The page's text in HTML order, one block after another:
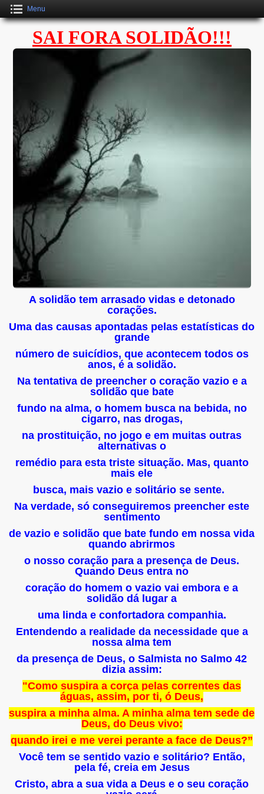
Menu
SAI FORA SOLIDÃO!!!
A solidão tem arrasado vidas e detonado
corações.
Uma das causas apontadas pelas estatísticas do
grande
número de suicídios, que acontecem todos os
anos, é a solidão.
Na tentativa de preencher o coração vazio e a
solidão que bate
fundo na alma, o homem busca na bebida, no
cigarro, nas drogas,
na prostituição, no jogo e em muitas outras
alternativas o
remédio para esta triste situação. Mas, quanto
mais ele
busca, mais vazioe solitário se sente.
Na verdade, só conseguiremos preencher este
sentimento
de vazio e solidão que bate fundo em nossa vida
quando abrirmos
o nosso coração para a presença de Deus.
Quando Deus entra no
coração do homem o vazio vai embora e a
solidão dá lugar a
uma linda e confortadora companhia.
Entendendo a realidade da necessidade que a
nossa alma tem
da presença de Deus, o Salmista no Salmo 42
dizia assim:
"Como suspira a corça pelas correntes das
águas, assim, por ti, ó Deus,
suspira a minha alma. A minha alma tem sede de
Deus, do Deus vivo:
quando irei e me verei perante a face de Deus?”
Você tem se sentido vazio e solitário? Então,
pela fé, creia em Jesus
Cristo, abra a sua vida a Deus e o seu coração